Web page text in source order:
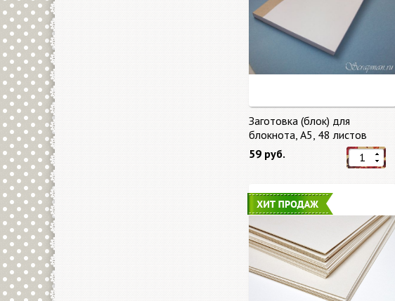
Заготовка (блок) для
блокнота, А5, 48 листов
59 руб.